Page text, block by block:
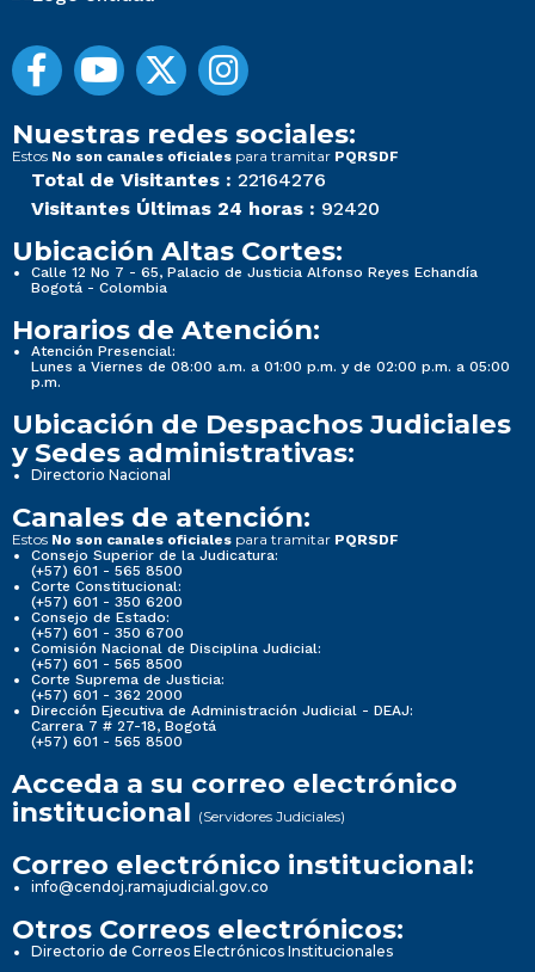
Nuestras redes sociales:
Estos No son canales oficiales para tramitar PQRSDF
Total de Visitantes : 22164276
Visitantes Últimas 24 horas : 92420
Ubicación Altas Cortes:
Calle 12 No 7 - 65, Palacio de Justicia Alfonso Reyes Echandía
Bogotá - Colombia
Horarios de Atención:
Atención Presencial:
Lunes a Viernes de 08:00 a.m. a 01:00 p.m. y de 02:00 p.m. a 05:00
p.m.
Ubicación de Despachos Judiciales
y Sedes administrativas:
Directorio Nacional
Canales de atención:
Estos No son canales oficiales para tramitar PQRSDF
Consejo Superior de la Judicatura:
(+57) 601 - 565 8500
Corte Constitucional:
(+57) 601 - 350 6200
Consejo de Estado:
(+57) 601 - 350 6700
Comisión Nacional de Disciplina Judicial:
(+57) 601 - 565 8500
Corte Suprema de Justicia:
(+57) 601 - 362 2000
Dirección Ejecutiva de Administración Judicial - DEAJ:
Carrera 7 # 27-18, Bogotá
(+57) 601 - 565 8500
Acceda a su correo electrónico
institucional (Servidores Judiciales)
Correo electrónico institucional:
info@cendoj.ramajudicial.gov.co
Otros Correos electrónicos:
Directorio de Correos Electrónicos Institucionales